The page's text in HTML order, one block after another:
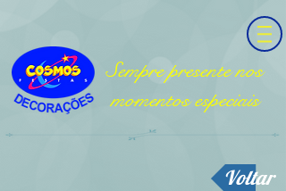
Sempre presente nos
momentos especiais
Voltar